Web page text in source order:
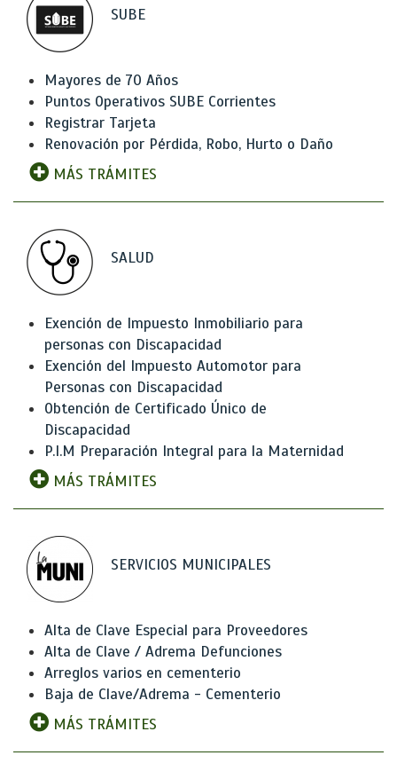
SUBE
Mayores de 70 Años
Puntos Operativos SUBE Corrientes
Registrar Tarjeta
Renovación por Pérdida, Robo, Hurto o Daño
MÁS TRÁMITES
SALUD
Exención de Impuesto Inmobiliario para
personas con Discapacidad
Exención del Impuesto Automotor para
Personas con Discapacidad
Obtención de Certificado Único de
Discapacidad
P.I.M Preparación Integral para la Maternidad
MÁS TRÁMITES
SERVICIOS MUNICIPALES
Alta de Clave Especial para Proveedores
Alta de Clave / Adrema Defunciones
Arreglos varios en cementerio
Baja de Clave/Adrema - Cementerio
MÁS TRÁMITES